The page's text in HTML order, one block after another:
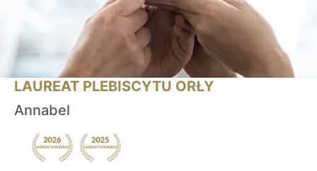
LAUREAT PLEBISCYTU ORŁY
Annabel